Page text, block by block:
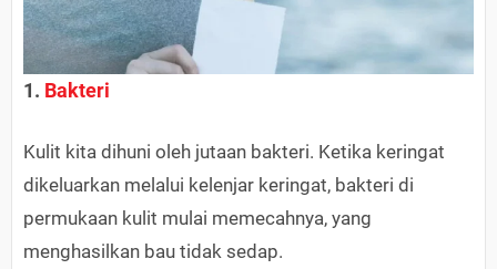
1. Bakteri
Kulit kita dihuni oleh jutaan bakteri. Ketika keringat
dikeluarkan melalui kelenjar keringat, bakteri di
permukaan kulit mulai memecahnya, yang
menghasilkan bau tidak sedap.